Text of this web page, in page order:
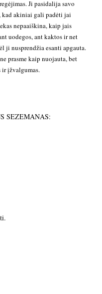
Ji pasidalija savo
kad akiniai gali padėti jai
nepaaiškina, kaip jais
uodegos, ant kaktos ir net
ji nusprendžia esanti apgauta.
prasme kaip nuojauta, bet
įžvalgumas.
SEZEMANAS: